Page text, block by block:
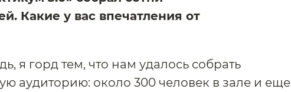
Какие у вас впечатления от
я горд тем, что нам удалось собрать
аудиторию: около 300 человек в зале и еще